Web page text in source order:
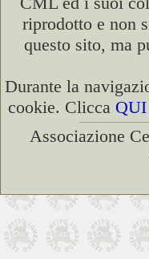
riprodotto e non
questo sito, ma
Durante la
cookie. Clicca QUI
Associazione